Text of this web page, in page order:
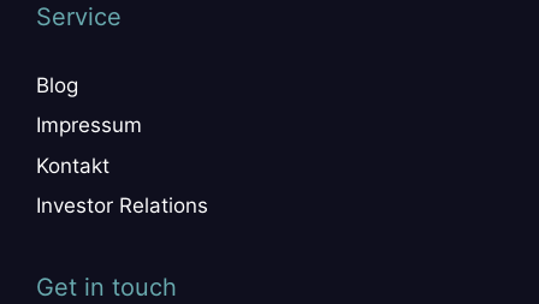
Service
Blog
Impressum
Kontakt
Investor Relations
Get in touch